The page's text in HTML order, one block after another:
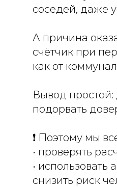
соседей, даже
А причина
счётчик при
как от
Вывод
подорвать
❗️ Поэтому мы
• проверять
•
снизить риск